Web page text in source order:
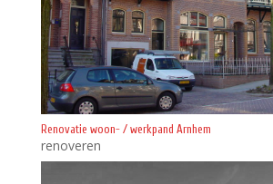
Renovatie woon- / werkpand Arnhem
renoveren